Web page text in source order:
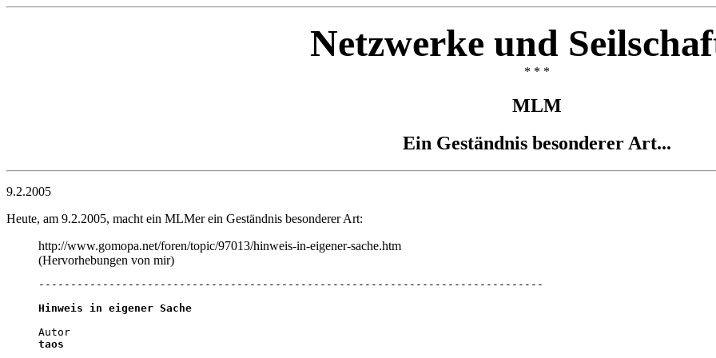
Netzwerke und
* * *
MLM
Ein Geständnis besonderer Art...
9.2.2005
Heute, am 9.2.2005, macht ein MLMer ein Geständnis besonderer Art:
http://www.gomopa.net/foren/topic/97013/hinweis-in-eigener-sache.htm
(Hervorhebungen von mir)
-------------------------------------------------------------------------------
Hinweis in eigener Sache
taos